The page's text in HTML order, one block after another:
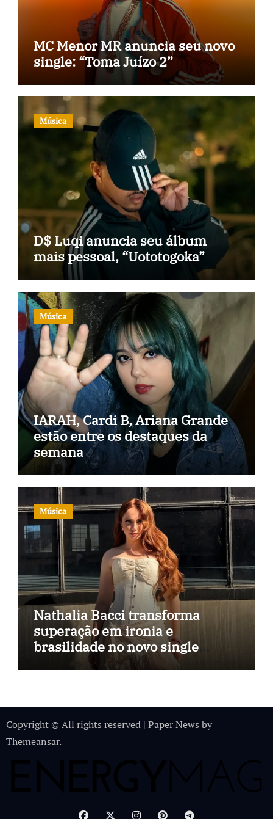
MC Menor MR anuncia seu novo
single: “Toma Juízo 2”
Música
D$ Luqi anuncia seu álbum
mais pessoal, “Uototogoka”
Música
IARAH, Cardi B, Ariana Grande
estão entre os destaques da
semana
Música
Nathalia Bacci transforma
superação em ironia e
brasilidade no novo single
“Imagina Eu”
Copyright © All rights reserved | Paper News by
Themeansar.